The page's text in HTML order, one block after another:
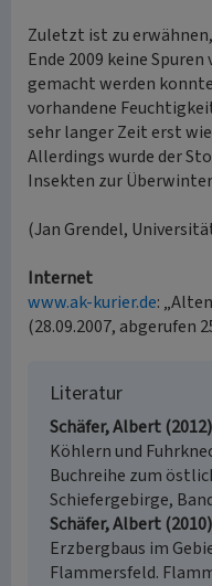
Zuletzt ist zu
Ende 2009 keine
gemacht werden
vorhandene
sehr langer Zeit erst
Allerdings wurde der
Insekten zur
(Jan Grendel,
Internet
www.ak-kurier.de:
(28.09.2007, abgerufen
Literatur
Schäfer, Albert (2012)
Köhlern und
Buchreihe zum
Schiefergebirge,
Schäfer, Albert (2010)
Erzbergbaus im
Flammersfeld.